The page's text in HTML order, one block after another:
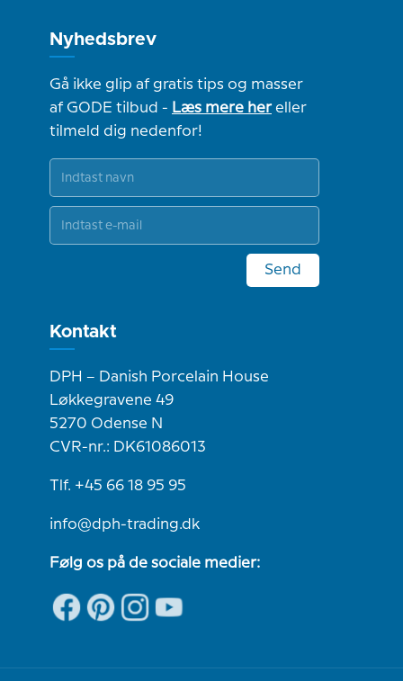
Nyhedsbrev
Gå ikke glip af gratis tips og masser
af GODE tilbud - Læs mere hereller
tilmeld dig nedenfor!
Send
Kontakt
DPH – Danish Porcelain House
Løkkegravene 49
5270 Odense N
CVR-nr.: DK61086013
Tlf. +45 66 18 95 95
info@dph-trading.dk
Følg os på de sociale medier: